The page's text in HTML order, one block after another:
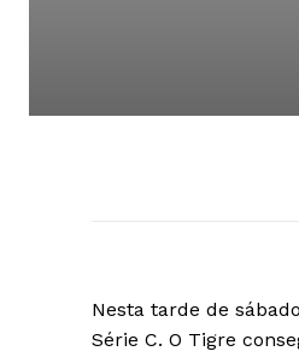
Nesta tarde de
Série C. O Tigre